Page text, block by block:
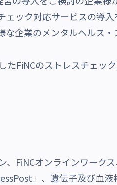
ック対応サービスの導
企業のメンタルヘルス・
たFiNCのストレスチェッ
FiNCオンラインワーク
」、遺伝子及び血液